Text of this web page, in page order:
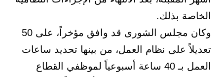
الخاصة بذلك.
وكان مجلس الشورى قد وافق مؤخراً، على 50
تعديلاً على نظام العمل، من بينها تحديد ساعات
العمل بـ 40 ساعة أسبوعياً لموظفي القطاع